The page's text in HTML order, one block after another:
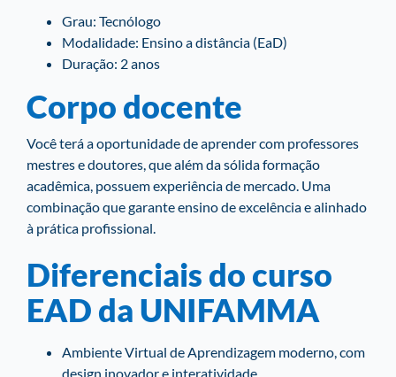
Grau: Tecnólogo
Modalidade: Ensino a distância (EaD)
Duração: 2 anos
Corpo docente
Você terá a oportunidade de aprender com professores
mestres e doutores, que além da sólida formação
acadêmica, possuem experiência de mercado. Uma
combinação que garante ensino de excelência e alinhado
à prática profissional.
Diferenciais do curso
EAD da UNIFAMMA
Ambiente Virtual de Aprendizagem moderno, com
design inovador e interatividade.